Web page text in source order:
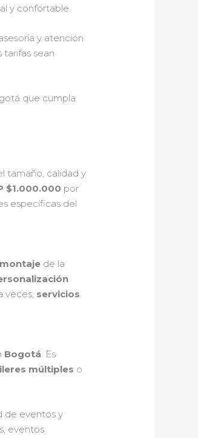
y confortable.
y atención
sean
que cumpla
tamaño, calidad y
$1.000.000 por
específicas del
de la
veces, servicios
Bogotá. Es
múltiples o
de eventos y
eventos